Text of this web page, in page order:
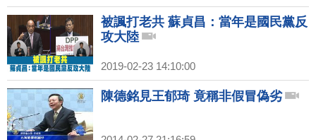
被諷打老共 蘇貞昌：當年是國民黨反
攻大陸
2019-02-23 14:10:00
陳德銘見王郁琦 竟稱非假冒偽劣